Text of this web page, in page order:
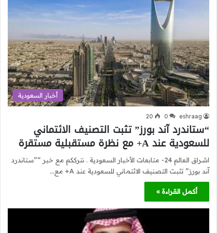
أخبار السعودية
eshraag
0
20
“ستاندرد آند بورز” تثبت التصنيف الائتماني
للسعودية عند A+ مع نظرة مستقبلية مستقرة
اشراق العالم 24- متابعات الأخبار السعودية . نترككم مع خبر “”ستاندرد
آند بورز” تثبت التصنيف الائتماني للسعودية عند A+ مع…
أكمل القراءة »